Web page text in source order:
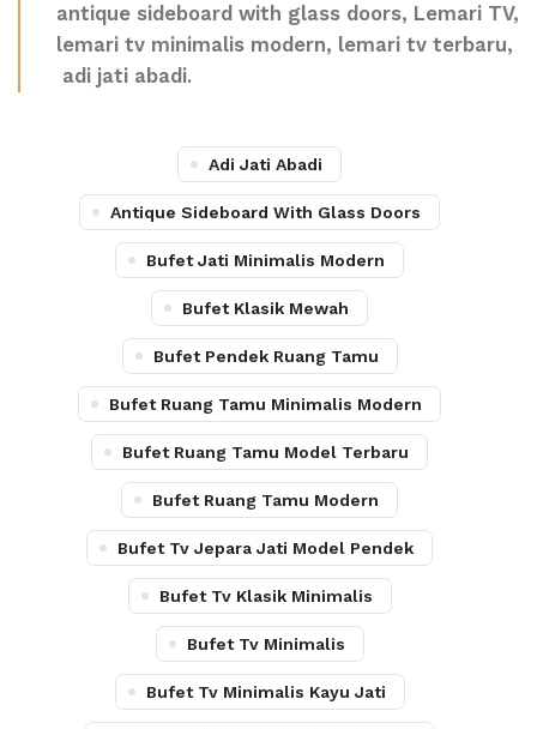
antique sideboard with glass doors, Lemari TV,
lemari tv minimalis modern, lemari tv terbaru,
adi jati abadi.
Adi Jati Abadi
Antique Sideboard With Glass Doors
Bufet Jati Minimalis Modern
Bufet Klasik Mewah
Bufet Pendek Ruang Tamu
Bufet Ruang Tamu Minimalis Modern
Bufet Ruang Tamu Model Terbaru
Bufet Ruang Tamu Modern
Bufet Tv Jepara Jati Model Pendek
Bufet Tv Klasik Minimalis
Bufet Tv Minimalis
Bufet Tv Minimalis Kayu Jati